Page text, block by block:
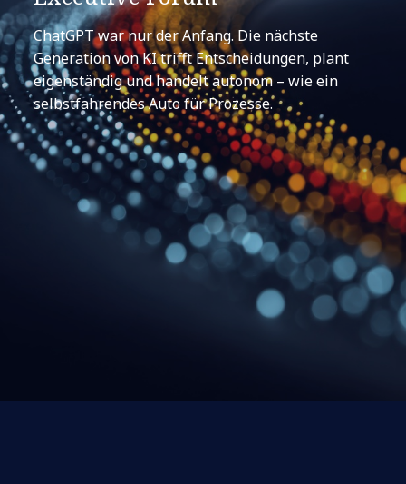
ChatGPT war nur der Anfang. Die nächste
Generation von KI trifft Entscheidungen, plant
eigenständig und handelt autonom – wie ein
selbstfahrendes Auto für Prozesse.